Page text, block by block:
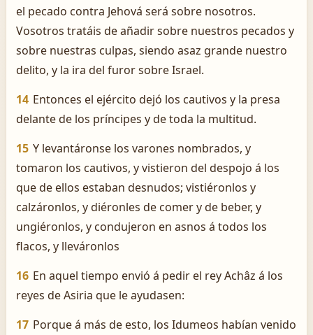
el pecado contra Jehová será sobre nosotros.
Vosotros tratáis de añadir sobre nuestros pecados y
sobre nuestras culpas, siendo asaz grande nuestro
delito, y la ira del furor sobre Israel.
14 Entonces el ejército dejó los cautivos y la presa
delante de los príncipes y de toda la multitud.
15 Y levantáronse los varones nombrados, y
tomaron los cautivos, y vistieron del despojo á los
que de ellos estaban desnudos; vistiéronlos y
calzáronlos, y diéronles de comer y de beber, y
ungiéronlos, y condujeron en asnos á todos los
flacos, y lleváronlos
16 En aquel tiempo envió á pedir el rey Achâz á los
reyes de Asiria que le ayudasen:
17 Porque á más de esto, los Idumeos habían venido